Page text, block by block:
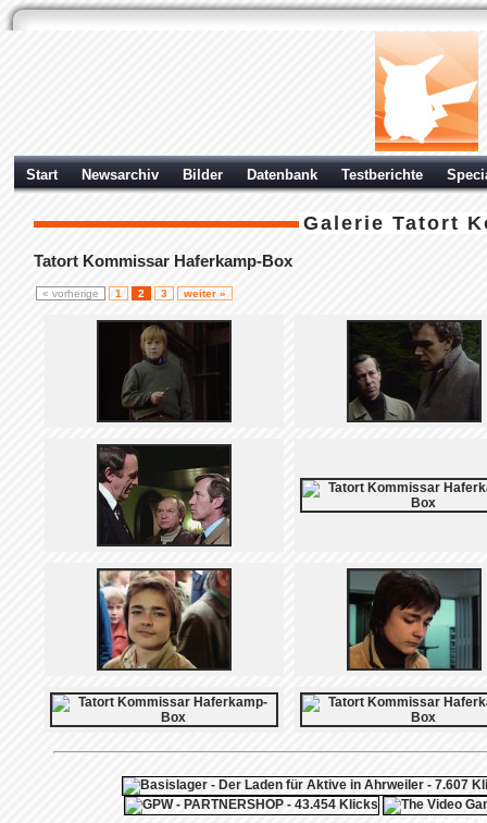
Start Newsarchiv Bilder Datenbank Testberichte
Galerie Tatort
Tatort Kommissar Haferkamp-Box
« vorherige 1 2 3 weiter »